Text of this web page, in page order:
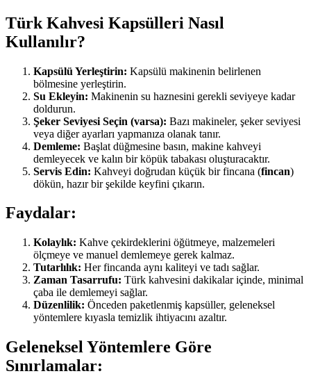
Türk Kahvesi Kapsülleri Nasıl
Kullanılır?
Kapsülü Yerleştirin: Kapsülü makinenin belirlenen
bölmesine yerleştirin.
Su Ekleyin: Makinenin su haznesini gerekli seviyeye kadar
doldurun.
Şeker Seviyesi Seçin (varsa): Bazı makineler, şeker seviyesi
veya diğer ayarları yapmanıza olanak tanır.
Demleme: Başlat düğmesine basın, makine kahveyi
demleyecek ve kalın bir köpük tabakası oluşturacaktır.
Servis Edin: Kahveyi doğrudan küçük bir fincana (fincan)
dökün, hazır bir şekilde keyfini çıkarın.
Faydalar:
Kolaylık: Kahve çekirdeklerini öğütmeye, malzemeleri
ölçmeye ve manuel demlemeye gerek kalmaz.
Tutarlılık: Her fincanda aynı kaliteyi ve tadı sağlar.
Zaman Tasarrufu: Türk kahvesini dakikalar içinde, minimal
çaba ile demlemeyi sağlar.
Düzenlilik: Önceden paketlenmiş kapsüller, geleneksel
yöntemlere kıyasla temizlik ihtiyacını azaltır.
Geleneksel Yöntemlere Göre
Sınırlamalar: